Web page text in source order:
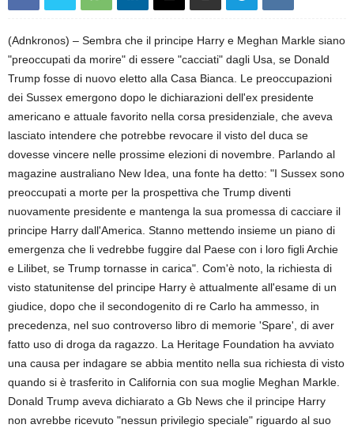
(Adnkronos) – Sembra che il principe Harry e Meghan Markle siano
"preoccupati da morire" di essere "cacciati" dagli Usa, se Donald
Trump fosse di nuovo eletto alla Casa Bianca. Le preoccupazioni
dei Sussex emergono dopo le dichiarazioni dell'ex presidente
americano e attuale favorito nella corsa presidenziale, che aveva
lasciato intendere che potrebbe revocare il visto del duca se
dovesse vincere nelle prossime elezioni di novembre. Parlando al
magazine australiano New Idea, una fonte ha detto: "I Sussex sono
preoccupati a morte per la prospettiva che Trump diventi
nuovamente presidente e mantenga la sua promessa di cacciare il
principe Harry dall'America. Stanno mettendo insieme un piano di
emergenza che li vedrebbe fuggire dal Paese con i loro figli Archie
e Lilibet, se Trump tornasse in carica". Com'è noto, la richiesta di
visto statunitense del principe Harry è attualmente all'esame di un
giudice, dopo che il secondogenito di re Carlo ha ammesso, in
precedenza, nel suo controverso libro di memorie 'Spare', di aver
fatto uso di droga da ragazzo. La Heritage Foundation ha avviato
una causa per indagare se abbia mentito nella sua richiesta di visto
quando si è trasferito in California con sua moglie Meghan Markle.
Donald Trump aveva dichiarato a Gb News che il principe Harry
non avrebbe ricevuto "nessun privilegio speciale" riguardo al suo